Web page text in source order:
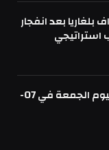
بلغاريا بعد انفجار
استراتيجي
ابرز الاحداث الرياضية ليوم الجمعة في 07-